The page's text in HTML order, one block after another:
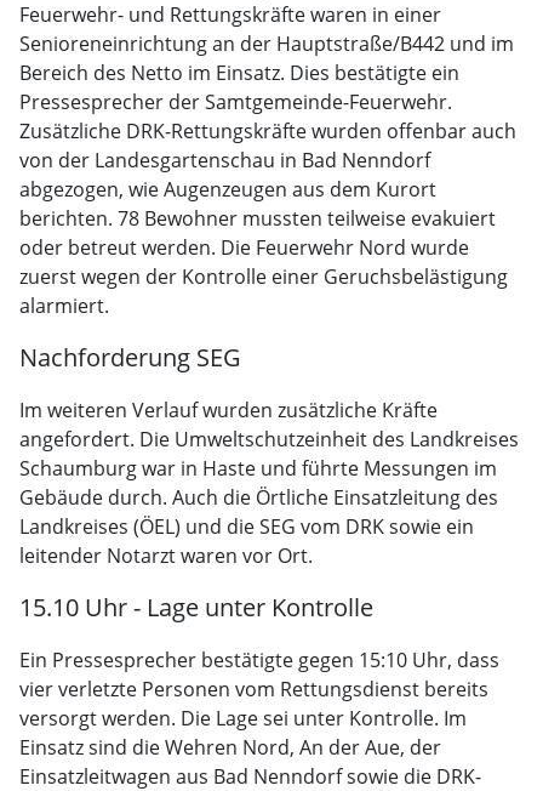
Feuerwehr- und Rettungskräfte waren in einer
Senioreneinrichtung an der Hauptstraße/B442 und im
Bereich des Netto im Einsatz. Dies bestätigte ein
Pressesprecher der Samtgemeinde-Feuerwehr.
Zusätzliche DRK-Rettungskräfte wurden offenbar auch
von der Landesgartenschau in Bad Nenndorf
abgezogen, wie Augenzeugen aus dem Kurort
berichten. 78 Bewohner mussten teilweise evakuiert
oder betreut werden. Die Feuerwehr Nord wurde
zuerst wegen der Kontrolle einer Geruchsbelästigung
alarmiert.
Nachforderung SEG
Im weiteren Verlauf wurden zusätzliche Kräfte
angefordert. Die Umweltschutzeinheit des Landkreises
Schaumburg war in Haste und führte Messungen im
Gebäude durch. Auch die Örtliche Einsatzleitung des
Landkreises (ÖEL) und die SEG vom DRK sowie ein
leitender Notarzt waren vor Ort.
15.10 Uhr - Lage unter Kontrolle
Ein Pressesprecher bestätigte gegen 15:10 Uhr, dass
vier verletzte Personen vom Rettungsdienst bereits
versorgt werden. Die Lage sei unter Kontrolle. Im
Einsatz sind die Wehren Nord, An der Aue, der
Einsatzleitwagen aus Bad Nenndorf sowie die DRK-